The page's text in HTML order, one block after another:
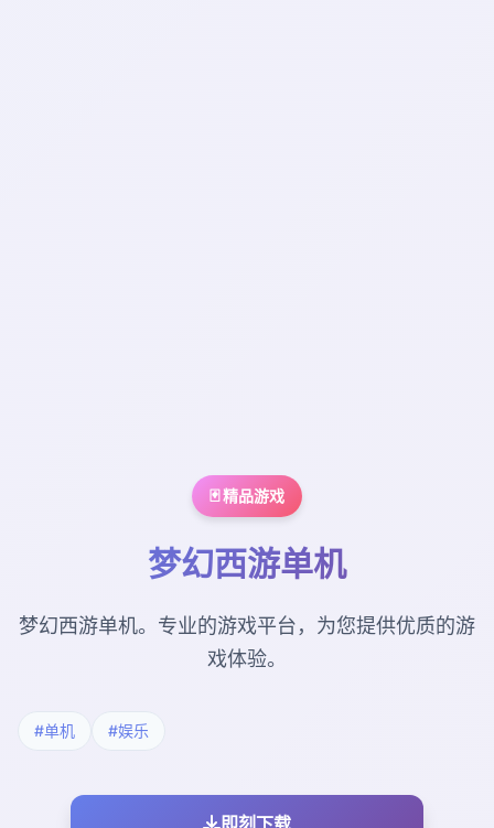
🃏 精品游戏
梦幻西游单机
梦幻西游单机。专业的游戏平台，为您提供优质的游
戏体验。
#单机 #娱乐
即刻下载